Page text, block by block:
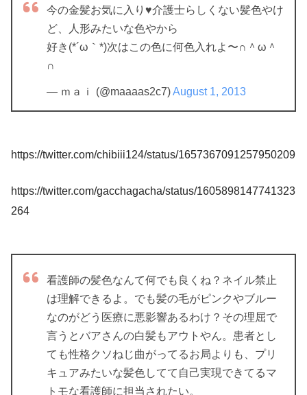
今の金髪お気に入り♥介護士らしくない髪色やけ
ど、人形みたいな色やから
好き(*´ω｀*)次はこの色に何色入れよ〜∩＾ω＾
∩
— ｍａｉ (@maaaas2c7)August 1, 2013
https://twitter.com/chibiii124/status/1657367091257950209
https://twitter.com/gacchagacha/status/1605898147741323
264
看護師の髪色なんて何でも良くね？ネイル禁止
は理解できるよ。でも髪の毛がピンクやブルー
なのがどう医療に悪影響あるわけ？その理屈で
言うとバアさんの白髪もアウトやん。患者とし
ても性格クソねじ曲がってるお局よりも、プリ
キュアみたいな髪色してて自己実現できてるマ
トモな看護師に担当されたい。